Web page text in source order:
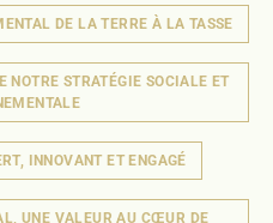
DE LA TERRE À LA TASSE
NOTRE STRATÉGIE SOCIALE ET
INNOVANT ET ENGAGÉ
UNE VALEUR AU CŒUR DE